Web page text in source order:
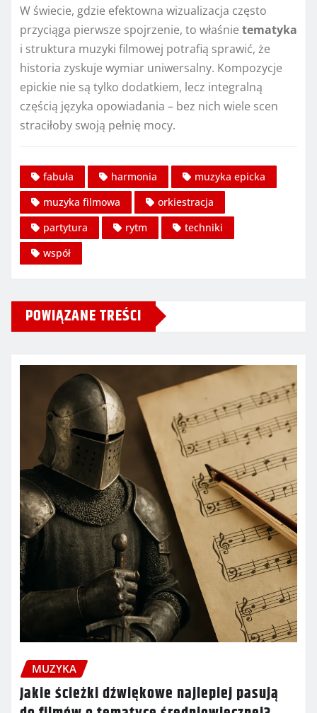
W świecie, gdzie efektowna wizualizacja często
przyciąga pierwsze spojrzenie, to właśnie tematyka
i struktura muzyki filmowej potrafią sprawić, że
historia zyskuje wymiar uniwersalny. Kompozycje
epickie nie są tylko dodatkiem, lecz integralną
częścią języka opowiadania – bez nich wiele scen
straciłoby swoją pełnię mocy.
fabuła harmonia
muzyka epicka
muzyka filmowa
orkiestracja
partytura
rytm
techniki
współ
POWIĄZANE TREŚCI
MUZYKA
Jakie ścieżki dźwiękowe najlepiej pasują